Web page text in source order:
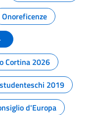
Onoreficenze
Cortina 2026
2019
d'Europa